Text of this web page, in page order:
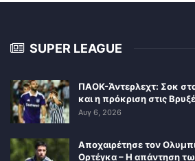
SUPER LEAGUE
ΠΑΟΚ-Άντερλεχτ: Σοκ
και η πρόκριση στις
Αυγ 6, 2026
Αποχαιρέτησε τον
Ορτέγκα – Η απάντηση